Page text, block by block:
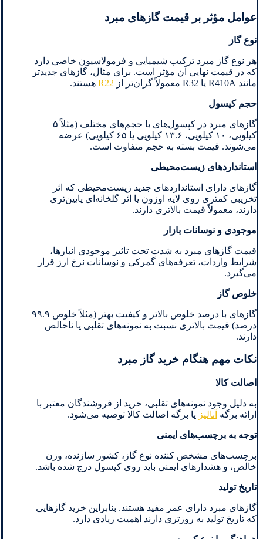
عوامل مؤثر بر قیمت گازهای مبرد
نوع گاز
هر نوع گاز مبرد ترکیب شیمیایی و فرمولاسیون خاصی دارد
که در قیمت نهایی آن مؤثر است. برای مثال، گازهای جدیدتر
مانند R410A یا R32 معمولاً گران‌تر از
R22 هستند.
حجم کپسول
گازهای مبرد در کپسول‌های با حجم‌های مختلف (مثلاً ۵
کیلویی، ۱۰ کیلویی، ۱۳.۶ کیلویی یا ۶۵ کیلویی) عرضه
می‌شوند. قیمت بسته به حجم متفاوت است.
استانداردهای زیست‌محیطی
گازهای دارای استانداردهای جدید زیست‌محیطی که اثر
تخریبی کمتری روی لایه اوزون یا اثر گلخانه‌ای پایین‌تری
دارند، معمولاً قیمت بالاتری دارند.
موجودی و نوسانات بازار
قیمت گازهای مبرد به شدت تحت تاثیر موجودی انبارها،
شرایط واردات، تعرفه‌های گمرکی و نوسانات نرخ ارز قرار
می‌گیرد.
خلوص گاز
گازهای با درصد خلوص بالاتر و کیفیت بهتر (مثلاً خلوص ۹۹.۹
درصد) قیمت بالاتری نسبت به نمونه‌های تقلبی یا ناخالص
دارند.
نکات مهم هنگام خرید گاز مبرد
اصالت کالا
به دلیل وجود نمونه‌های تقلبی، خرید از فروشندگان معتبر با
ارائه برگه آنالیز یا برگه اصالت کالا توصیه می‌شود.
توجه به برچسب‌های ایمنی
برچسب‌های مشخص کننده نوع گاز، کشور سازنده، وزن
خالص، و هشدارهای ایمنی باید روی کپسول درج شده باشد.
تاریخ تولید
گازهای مبرد دارای عمر مفید هستند. بنابراین خرید گازهایی
که تاریخ تولید به روزتری دارند اهمیت زیادی دارد.